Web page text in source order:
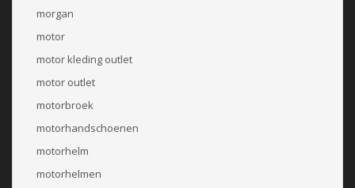
morgan
motor
motor kleding outlet
motor outlet
motorbroek
motorhandschoenen
motorhelm
motorhelmen